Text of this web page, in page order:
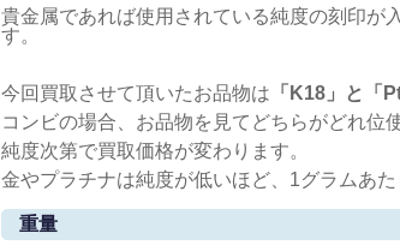
貴金属であれば使用されている純度の刻印が
す。
今回買取させて頂いたお品物は 「K18」と「
コンビの場合、お品物を見てどちらがどれ位
純度次第で買取価格が変わります。
金やプラチナは純度が低いほど、1グラムあた
重量